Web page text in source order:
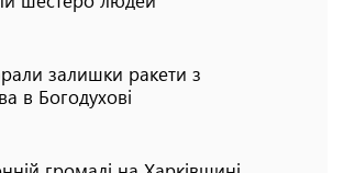
залишки ракети з
в Богодухові